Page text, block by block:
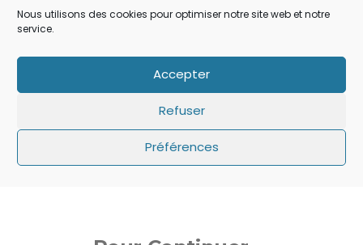
Nous utilisons des cookies pour optimiser notre site web et notre
service.
Accepter
Refuser
Préférences
macOS réglages